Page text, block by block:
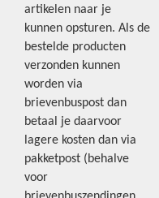
artikelen naar je
kunnen opsturen. Als de
bestelde producten
verzonden kunnen
worden via
brievenbuspost dan
betaal je daarvoor
lagere kosten dan via
pakketpost (behalve
voor